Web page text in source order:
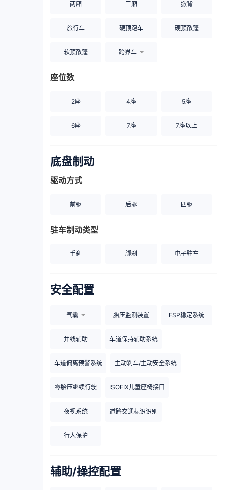
两厢 三厢 掀背
旅行车 硬顶跑车 硬顶敞篷
软顶敞篷 跨界车
座位数
2座 4座 5座
6座 7座 7座以上
底盘制动
驱动方式
前驱 后驱 四驱
驻车制动类型
手刹 脚刹 电子驻车
安全配置
气囊 胎压监测装置 ESP稳定系统
并线辅助 车道保持辅助系统
车道偏离预警系统 主动刹车/主动安全系统
零胎压继续行驶 ISOFIX儿童座椅接口
夜视系统 道路交通标识识别
行人保护
辅助/操控配置